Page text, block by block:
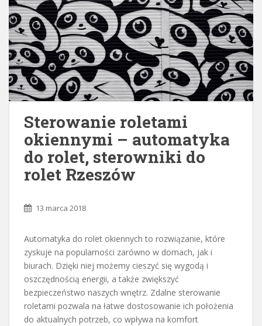
Sterowanie roletami
okiennymi – automatyka
do rolet, sterowniki do
rolet Rzeszów
13 marca 2018
Automatyka do rolet okiennych to rozwiązanie, które
zyskuje na popularności zarówno w domach, jak i
biurach. Dzięki niej możemy cieszyć się wygodą i
oszczędnością energii, a także zwiększyć
bezpieczeństwo naszych wnętrz. Zdalne sterowanie
roletami pozwala na łatwe dostosowanie ich położenia
do aktualnych potrzeb, co wpływa na komfort